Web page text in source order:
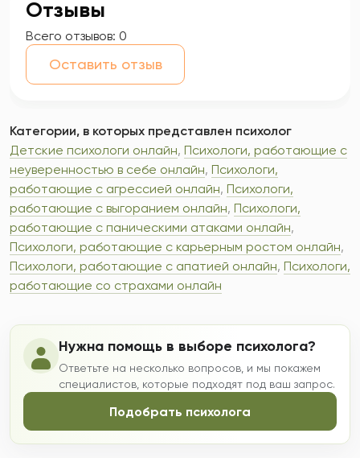
Отзывы
Всего отзывов: 0
Оставить отзыв
Категории, в которых представлен психолог
Детские психологи онлайн, Психологи, работающие с
неуверенностью в себе онлайн, Психологи,
работающие с агрессией онлайн, Психологи,
работающие с выгоранием онлайн, Психологи,
работающие с паническими атаками онлайн,
Психологи, работающие с карьерным ростом онлайн,
Психологи, работающие с апатией онлайн, Психологи,
работающие со страхами онлайн
Нужна помощь в выборе психолога?
Ответьте на несколько вопросов, и мы покажем
специалистов, которые подходят под ваш запрос.
Подобрать психолога